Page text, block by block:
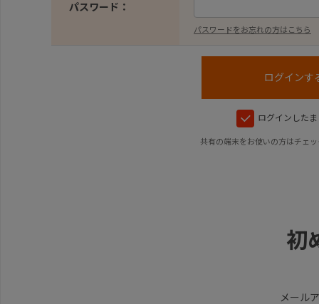
パスワード：
パスワードをお忘れの方はこちら
ログインした
共有の端末をお使いの方はチェ
初
メール